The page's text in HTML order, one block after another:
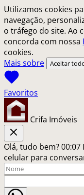
Utilizamos cookies
navegação,
o tráfego do site. Ao
concorda com nossa
cookies.
Mais sobre
Aceitar
Crifa Imóveis
Olá, tudo bem?00:07
celular para